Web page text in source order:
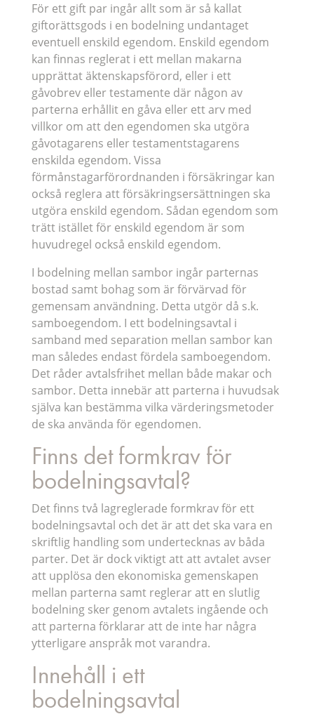
För ett gift par ingår allt som är så kallat
giftorättsgods i en bodelning undantaget
eventuell enskild egendom. Enskild egendom
kan finnas reglerat i ett mellan makarna
upprättat äktenskapsförord, eller i ett
gåvobrev eller testamente där någon av
parterna erhållit en gåva eller ett arv med
villkor om att den egendomen ska utgöra
gåvotagarens eller testamentstagarens
enskilda egendom. Vissa
förmånstagarförordnanden i försäkringar kan
också reglera att försäkringsersättningen ska
utgöra enskild egendom. Sådan egendom som
trätt istället för enskild egendom är som
huvudregel också enskild egendom.
I bodelning mellan sambor ingår parternas
bostad samt bohag som är förvärvad för
gemensam användning. Detta utgör då s.k.
samboegendom. I ett bodelningsavtal i
samband med separation mellan sambor kan
man således endast fördela samboegendom.
Det råder avtalsfrihet mellan både makar och
sambor. Detta innebär att parterna i huvudsak
själva kan bestämma vilka värderingsmetoder
de ska använda för egendomen.
Finns det formkrav för
bodelningsavtal?
Det finns två lagreglerade formkrav för ett
bodelningsavtal och det är att det ska vara en
skriftlig handling som undertecknas av båda
parter. Det är dock viktigt att att avtalet avser
att upplösa den ekonomiska gemenskapen
mellan parterna samt reglerar att en slutlig
bodelning sker genom avtalets ingående och
att parterna förklarar att de inte har några
ytterligare anspråk mot varandra.
Innehåll i ett
bodelningsavtal